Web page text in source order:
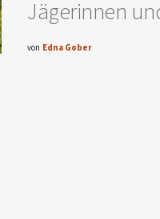
Jägerinnen
von Edna Gober